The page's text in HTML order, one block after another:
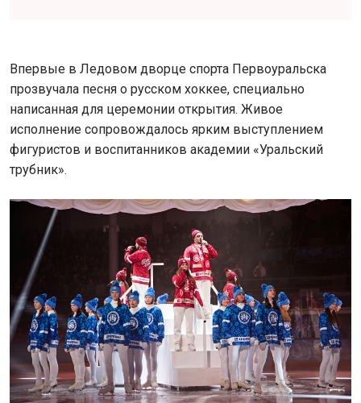
Впервые в Ледовом дворце спорта Первоуральска
прозвучала песня о русском хоккее, специально
написанная для церемонии открытия. Живое
исполнение сопровождалось ярким выступлением
фигуристов и воспитанников академии «Уральский
трубник».